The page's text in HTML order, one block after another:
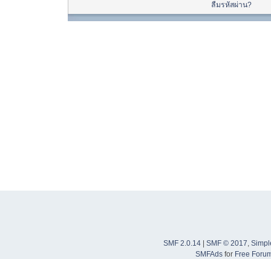
ลืมรหัสผ่าน?
SMF 2.0.14 SMF © 2017,
SMFAdsfor Free